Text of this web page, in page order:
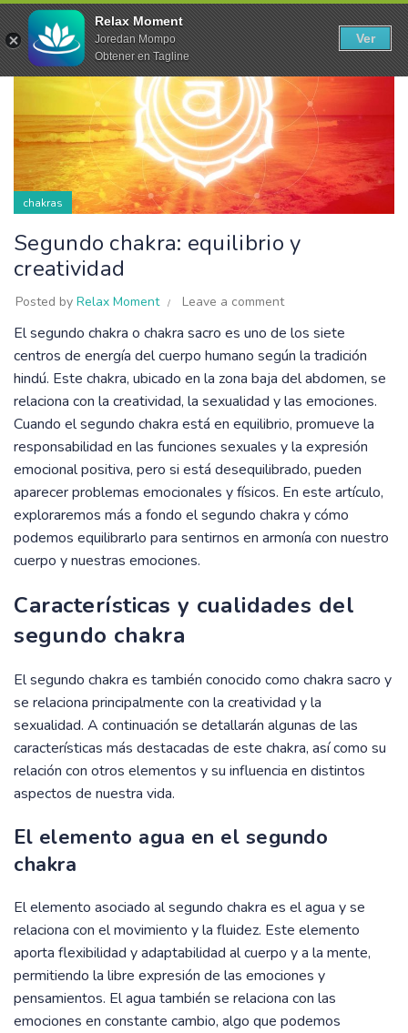
24
MAY
chakras
Segundo chakra: equilibrio y
creatividad
Posted by Relax Moment Leave a comment
El segundo chakra o chakra sacro es uno de los siete
centros de energía del cuerpo humano según la tradición
hindú. Este chakra, ubicado en la zona baja del abdomen, se
relaciona con la creatividad, la sexualidad y las emociones.
Cuando el segundo chakra está en equilibrio, promueve la
responsabilidad en las funciones sexuales y la expresión
emocional positiva, pero si está desequilibrado, pueden
aparecer problemas emocionales y físicos. En este artículo,
exploraremos más a fondo el segundo chakra y cómo
podemos equilibrarlo para sentirnos en armonía con nuestro
cuerpo y nuestras emociones.
Características y cualidades del
segundo chakra
El segundo chakra es también conocido como chakra sacro y
se relaciona principalmente con la creatividad y la
sexualidad. A continuación se detallarán algunas de las
características más destacadas de este chakra, así como su
relación con otros elementos y su influencia en distintos
aspectos de nuestra vida.
El elemento agua en el segundo
chakra
El elemento asociado al segundo chakra es el agua y se
relaciona con el movimiento y la fluidez. Este elemento
aporta flexibilidad y adaptabilidad al cuerpo y a la mente,
permitiendo la libre expresión de las emociones y
pensamientos. El agua también se relaciona con las
emociones en constante cambio, algo que podemos
Relax Moment
Joredan Mompo
Obtener en Tagline
Ver